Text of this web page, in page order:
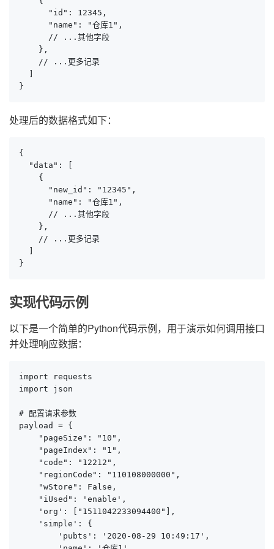
      "id": 12345,
      "name": "仓库1",
      // ...其他字段
    },
    // ...更多记录
}
处理后的数据格式如下：
{
  "data": [
    {
      "new_id": "12345",
      "name": "仓库1",
      // ...其他字段
    },
    // ...更多记录
}
实现代码示例
以下是一个简单的Python代码示例，用于演示如何调用接口
并处理响应数据：
import requests
import json
# 配置请求参数
payload = {
    "pageSize": "10",
    "pageIndex": "1",
    "code": "12212",
    "regionCode": "110108000000",
    "wStore": False,
    "iUsed": 'enable',
    'org': ["1511042233094400"],
    'simple': {
        'pubts': '2020-08-29 10:49:17',